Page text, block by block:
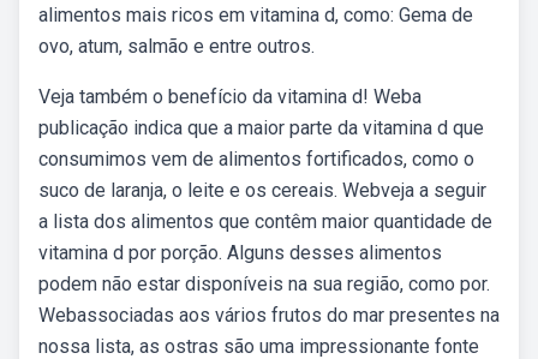
alimentos mais ricos em vitamina d, como: Gema de
ovo, atum, salmão e entre outros.
Veja também o benefício da vitamina d! Weba
publicação indica que a maior parte da vitamina d que
consumimos vem de alimentos fortificados, como o
suco de laranja, o leite e os cereais. Webveja a seguir
a lista dos alimentos que contêm maior quantidade de
vitamina d por porção. Alguns desses alimentos
podem não estar disponíveis na sua região, como por.
Webassociadas aos vários frutos do mar presentes na
nossa lista, as ostras são uma impressionante fonte